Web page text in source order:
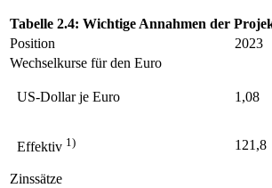
Tabelle 2.4: Wichtige Annahmen der
Position
2023
Wechselkurse für den Euro
US-Dollar je Euro 1,08
Effektiv 1) 121,8
Zinssätze